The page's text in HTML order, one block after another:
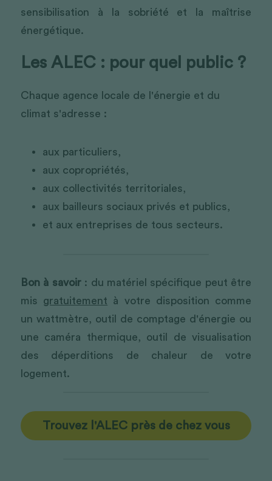
sensibilisation à la sobriété et la maîtrise
énergétique.
Les ALEC : pour quel public ?
Chaque agence locale de l'énergie et du
climat s'adresse :
aux particuliers,
aux copropriétés,
aux collectivités territoriales,
aux bailleurs sociaux privés et publics,
et aux entreprises de tous secteurs.
Bon à savoir : du matériel spécifique peut être
mis gratuitement à votre disposition comme
un wattmètre, outil de comptage d'énergie ou
une caméra thermique, outil de visualisation
des déperditions de chaleur de votre
logement.
Trouvez l'ALEC près de chez vous